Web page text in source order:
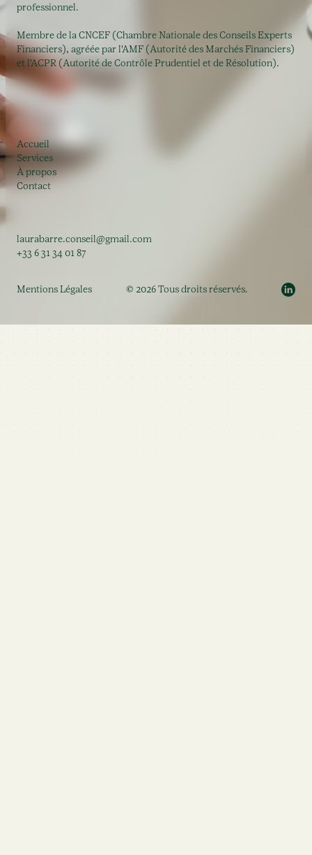
professionnel.
Membre de la CNCEF (Chambre Nationale des Conseils Experts
Financiers), agréée par l'AMF (Autorité des Marchés Financiers)
et l'ACPR (Autorité de Contrôle Prudentiel et de Résolution).
Accueil
Services
À propos
Contact
laurabarre.conseil@gmail.com
+33 6 31 34 01 87
Mentions Légales © 2026 Tous droits réservés.